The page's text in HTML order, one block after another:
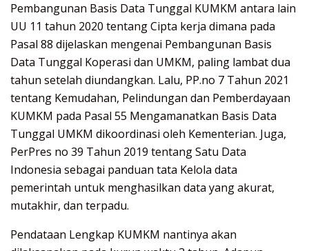
Pembangunan Basis Data Tunggal KUMKM antara lain
UU 11 tahun 2020 tentang Cipta kerja dimana pada
Pasal 88 dijelaskan mengenai Pembangunan Basis
Data Tunggal Koperasi dan UMKM, paling lambat dua
tahun setelah diundangkan. Lalu, PP.no 7 Tahun 2021
tentang Kemudahan, Pelindungan dan Pemberdayaan
KUMKM pada Pasal 55 Mengamanatkan Basis Data
Tunggal UMKM dikoordinasi oleh Kementerian. Juga,
PerPres no 39 Tahun 2019 tentang Satu Data
Indonesia sebagai panduan tata Kelola data
pemerintah untuk menghasilkan data yang akurat,
mutakhir, dan terpadu.
Pendataan Lengkap KUMKM nantinya akan